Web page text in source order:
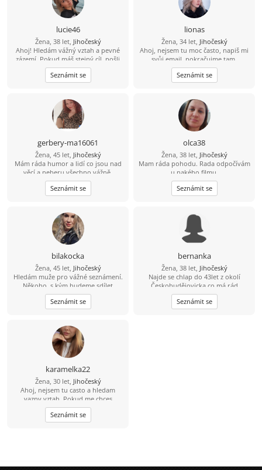
lucie46
Žena, 38 let, Jihočeský
Ahoj! Hledám vážný vztah a pevné
zázemí. Pokud máš stejný cíl, pošli
mi svůj е-mаil. Je to jednoduché a
zdarma. Rád tě poznám!
Seznámit se
lionas
Žena, 34 let, Jihočeský
Ahoj, nejsem tu moc často, napiš mi
svůj email. pokračujme tam.
Seznámit se
gerbery-ma16061
Žena, 45 let, Jihočeský
Mám ráda humor a lidí co jsou nad
věcí a neberu všechno vážně.
Hledám přátelství s někym kto má
rád výlety , je zodpovědný,
tolerantní a ví co od života chce.
Seznámit se
olca38
Žena, 38 let, Jihočeský
Mam ráda pohodu. Rada odpočívám
u nakého filmu.
Seznámit se
bilakocka
Žena, 45 let, Jihočeský
Hledám muže pro vážné seznámení.
Někoho, s kým budeme sdílet
radosti i starosti života, protože ve
dvou jde všechno líp. Pokud jsi
upřímný, máš rád smích a chceš
ráda, když se ozveš. Napiš mi na
majl.
VESNICKAHOLKA525@SEZNAM.CZ
Seznámit se
bernanka
Žena, 38 let, Jihočeský
Najde se chlap do 43let z okolí
Českobudějovicka co má rád
baculatější holky???
Seznámit se
karamelka22
Žena, 30 let, Jihočeský
Ahoj, nejsem tu casto a hledam
vazny vztah. Pokud me chces
poznat, posli mi svuj email. Napisu ti
tam.
Seznámit se